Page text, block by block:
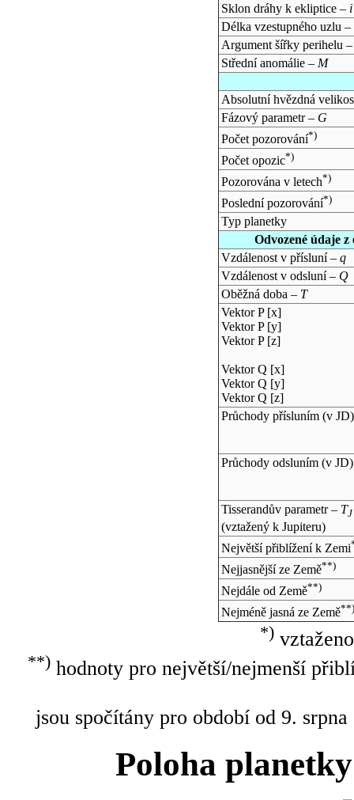
Sklon dráhy k ekliptice – i
Délka vzestupného uzlu –
Argument šířky perihelu
Střední anomálie – M
Absolutní hvězdná
Fázový parametr – G
Počet pozorování*)
Počet opozic*)
Pozorována v letech*)
Poslední pozorování*)
Typ planetky
Odvozené údaje
Vzdálenost v přísluní – q
Vzdálenost v odsluní – Q
Oběžná doba – T
Vektor P [x]
Vektor P [y]
Vektor P [z]
Vektor Q [x]
Vektor Q [y]
Vektor Q [z]
Průchody přísluním (v JD)
Průchody odsluním (v JD)
Tisserandův parametr – TJ
(vztažený k Jupiteru)
Největší přiblížení k Zemi
Nejjasnější ze Země**)
Nejdále od Země**)
Nejméně jasná ze Země**)
*)
**)hodnoty pro největší/nejmenší
jsou spočítány pro období od 9.
Poloha